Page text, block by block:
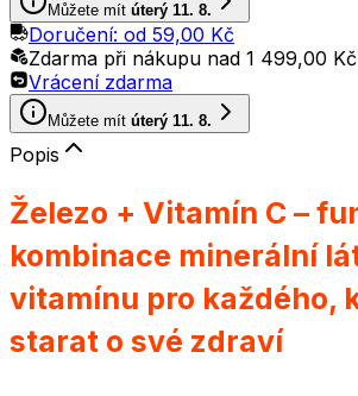
Můžete mít úterý 11. 8.
Doručení: od 59,00 Kč
Zdarma při nákupu nad 1 499,00 Kč
Vrácení zdarma
Můžete mít úterý 11. 8.
Popis
Železo + Vitamín C –
kombinace minerální
vitamínu pro každého,
starat o své zdraví